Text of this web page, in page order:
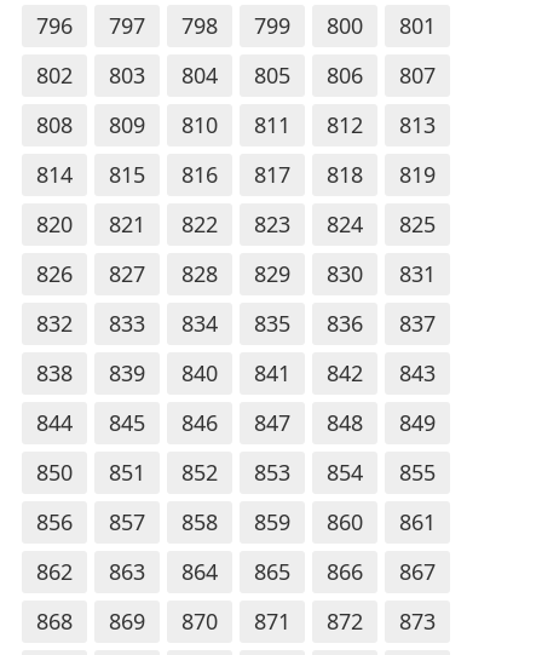
796
797 798 799 800
801
802
803 804 805 806
807
808
809 810 811 812
813
814
815 816 817 818
819
820
821 822 823 824
825
826
827 828 829 830
831
832
833 834 835 836
837
838
839 840 841 842
843
844
845 846 847 848
849
850
851 852 853 854
855
856
857 858 859 860
861
862
863 864 865 866
867
868
869 870 871 872
873